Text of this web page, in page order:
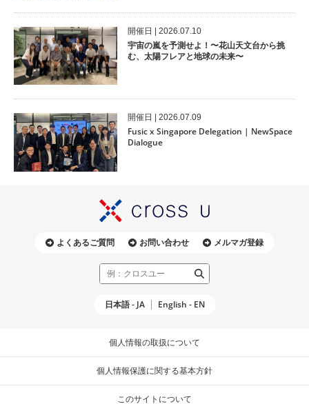
開催⽇ | 2026.07.10
宇宙の嵐を予測せよ！〜花山天文台から挑
む、太陽フレアと地球の未来〜
開催⽇ | 2026.07.09
Fusic x Singapore Delegation | NewSpace
Dialogue
よくあるご質問 お問い合わせ メルマガ登録
日本語 - JA English - EN
個人情報の取扱について
個人情報保護に関する基本方針
このサイトについて